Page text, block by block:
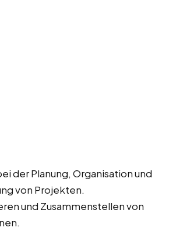
der Planung, Organisation und
von Projekten.
und Zusammenstellen von